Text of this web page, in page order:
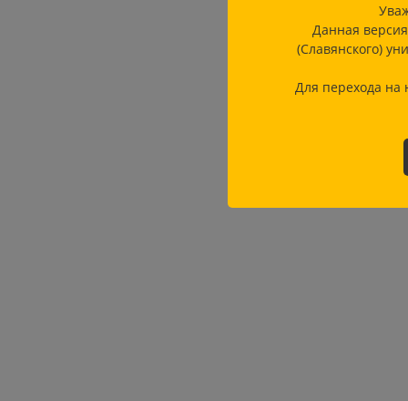
Данная
(Славянского)
Для перехода на